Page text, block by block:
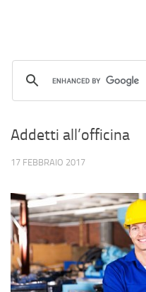
Addetti all’officina
17 FEBBRAIO 2017